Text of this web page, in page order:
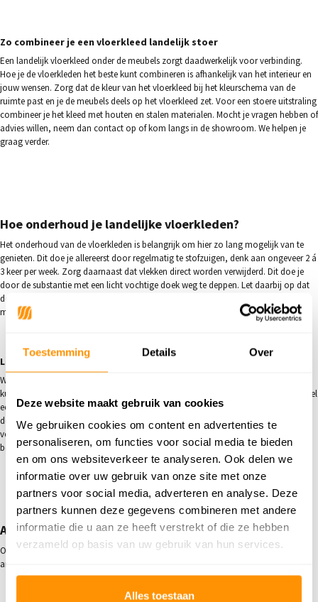
Toestemming Details Over
Deze website maakt gebruik van cookies
We gebruiken cookies om content en advertenties te
personaliseren, om functies voor social media te bieden
en om ons websiteverkeer te analyseren. Ook delen we
informatie over uw gebruik van onze site met onze
partners voor social media, adverteren en analyse. Deze
partners kunnen deze gegevens combineren met andere
informatie die u aan ze heeft verstrekt of die ze hebben
verzameld op basis van uw gebruik van hun services.
Alles toestaan
Zo combineer je een vloerkleed landelijk stoer
Een landelijk vloerkleed onder de meubels zorgt daadwerkelijk voor verbinding.
Hoe je de vloerkleden het beste kunt combineren is afhankelijk van het interieur en
jouw wensen. Zorg dat de kleur van het vloerkleed bij het kleurschema van de
ruimte past en je de meubels deels op het vloerkleed zet. Voor een stoere uitstraling
combineer je het kleed met houten en stalen materialen. Mocht je vragen hebben of
advies willen, neem dan contact op of kom langs in de showroom. We helpen je
graag verder.
Hoe onderhoud je landelijke vloerkleden?
Het onderhoud van de vloerkleden is belangrijk om hier zo lang mogelijk van te
genieten. Dit doe je allereerst door regelmatig te stofzuigen, denk aan ongeveer 2 á
3 keer per week. Zorg daarnaast dat vlekken direct worden verwijderd. Dit doe je
door de substantie met een licht vochtige doek weg te deppen. Let daarbij op dat
de doek echt lichtvochtig is en je niet wrijft. Wanneer je wrijft zal de vlek alleen
maar verder het materiaal ingaan.
Landelijke vloerkleden bij Flycarpets
Wij bieden een groot assortiment vloerkleden aan, naast een landelijk vloerkleed
kun je ook kiezen voor vintage- of bijvoorbeeld
. Zo is er altijd wel
een vloerkleed dat bij jouw interieur past. Door het grote aanbod, zijn wij in staat
de vloerkleden aan te bieden voor de laagste prijs. Je hebt je nieuwe vloerkleed de
volgende dag al gratis in huis als je deze voor 17.59 uur op een werkdag hebt
besteld. Neemcontactop voor meer informatie of advies.
Andere relevante categorieën
Ontdek onze ruime selectie stijlvolle vloerkleden. Neem ook eens een kijkje bij
andere stijlen: